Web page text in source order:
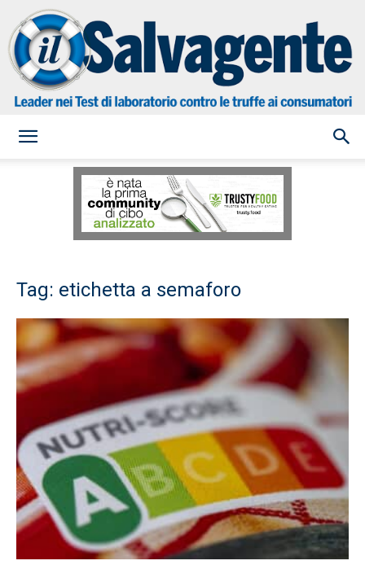
Salvagente
Tag: etichetta a semaforo